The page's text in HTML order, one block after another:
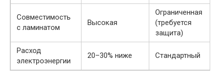
Совместимость
с ламинатом
Высокая
Ограниченная
(требуется
защита)
Расход
электроэнергии
20–30% ниже Стандартный